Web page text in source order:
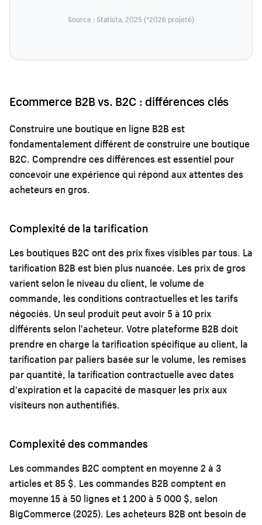
Source : Statista, 2025 (*2026 projeté)
Ecommerce B2B vs. B2C : différences clés
Construire une boutique en ligne B2B est
fondamentalement différent de construire une boutique
B2C. Comprendre ces différences est essentiel pour
concevoir une expérience qui répond aux attentes des
acheteurs en gros.
Complexité de la tarification
Les boutiques B2C ont des prix fixes visibles par tous. La
tarification B2B est bien plus nuancée. Les prix de gros
varient selon le niveau du client, le volume de
commande, les conditions contractuelles et les tarifs
négociés. Un seul produit peut avoir 5 à 10 prix
différents selon l'acheteur. Votre plateforme B2B doit
prendre en charge la tarification spécifique au client, la
tarification par paliers basée sur le volume, les remises
par quantité, la tarification contractuelle avec dates
d'expiration et la capacité de masquer les prix aux
visiteurs non authentifiés.
Complexité des commandes
Les commandes B2C comptent en moyenne 2 à 3
articles et 85 $. Les commandes B2B comptent en
moyenne 15 à 50 lignes et 1 200 à 5 000 $, selon
BigCommerce (2025). Les acheteurs B2B ont besoin de